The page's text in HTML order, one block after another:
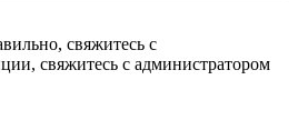
свяжитесь с
свяжитесь с администратором